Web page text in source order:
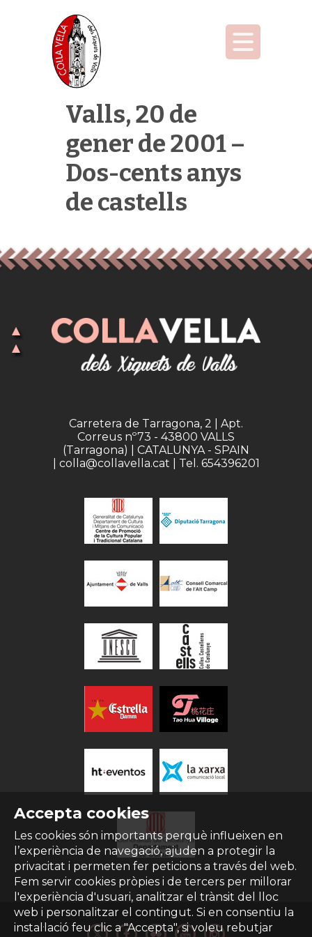
Valls, 20 de
gener de 2001 –
Dos-cents anys
de castells
Accepta cookies
Les cookies són importants perquè influeixen en
l’experiència de navegació, ajuden a protegir la
privacitat i permeten fer peticions a través del web.
Fem servir cookies pròpies i de tercers per millorar
l'experiència d'usuari, analitzar el trànsit del lloc
web i personalitzar el contingut. Si en consentiu la
instal·lació feu clic a "Accepta", si voleu rebutjar
Carretera de Tarragona, 2 | Apt.
Correus nº73 - 43800 VALLS
(Tarragona) | CATALUNYA - SPAIN
| colla@collavella.cat | Tel. 654396201